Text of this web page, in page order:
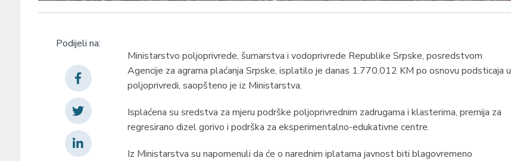
Podijeli na:
Ministarstvo poljoprivrede, šumarstva i vodoprivrede Republike Srpske, posredstvom
Agencije za agrarna plaćanja Srpske, isplatilo je danas 1.770.012 KM po osnovu podsticaja u
poljoprivredi, saopšteno je iz Ministarstva.
Isplaćena su sredstva za mjeru podrške poljoprivrednim zadrugama i klasterima, premija za
regresirano dizel gorivo i podrška za eksperimentalno-edukativne centre.
Iz Ministarstva su napomenuli da će o narednim iplatama javnost biti blagovremeno